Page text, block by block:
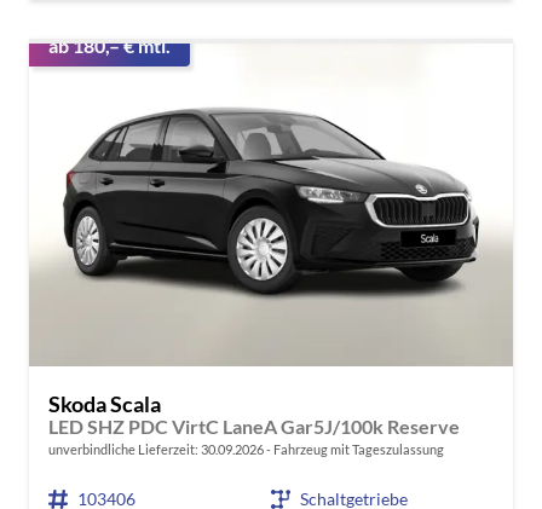
ab 180,– € mtl.
Skoda Scala
LED SHZ PDC VirtC LaneA Gar5J/100k Reserve
unverbindliche Lieferzeit: 30.09.2026 Fahrzeug mit Tageszulassung
103406
Schaltgetriebe